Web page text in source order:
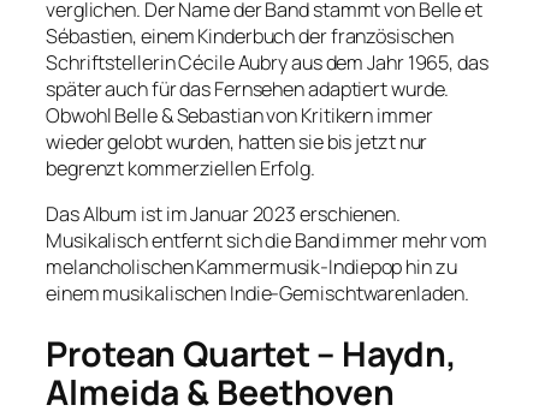
verglichen. Der Name der Band stammt von Belle et
Sébastien, einem Kinderbuch der französischen
Schriftstellerin Cécile Aubry aus dem Jahr 1965, das
später auch für das Fernsehen adaptiert wurde.
Obwohl Belle & Sebastian von Kritikern immer
wieder gelobt wurden, hatten sie bis jetzt nur
begrenzt kommerziellen Erfolg.
Das Album ist im Januar 2023 erschienen.
Musikalisch entfernt sich die Band immer mehr vom
melancholischen Kammermusik-Indiepop hin zu
einem musikalischen Indie-Gemischtwarenladen.
Protean Quartet – Haydn,
Almeida & Beethoven